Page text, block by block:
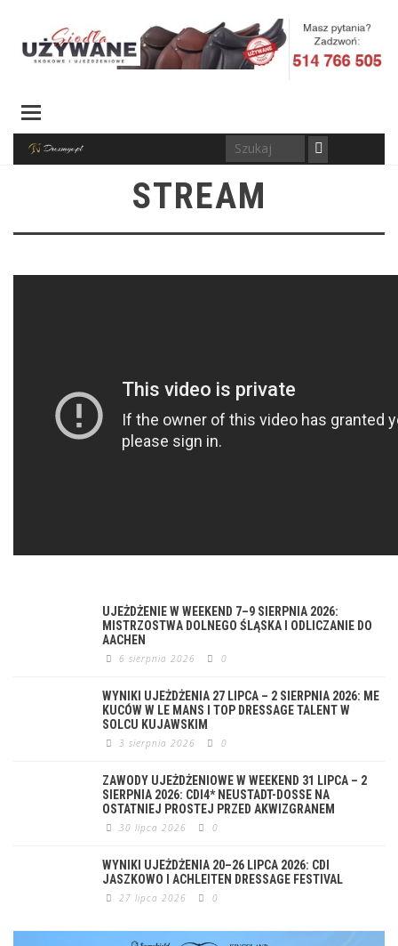
STREAM
UJEŻDŻENIE W WEEKEND 7–9 SIERPNIA 2026:
MISTRZOSTWA DOLNEGO ŚLĄSKA I ODLICZANIE DO
AACHEN
6 sierpnia 2026 0
WYNIKI UJEŻDŻENIA 27 LIPCA – 2 SIERPNIA 2026: ME
KUCÓW W LE MANS I TOP DRESSAGE TALENT W
SOLCU KUJAWSKIM
3 sierpnia 2026 0
ZAWODY UJEŻDŻENIOWE W WEEKEND 31 LIPCA – 2
SIERPNIA 2026: CDI4* NEUSTADT-DOSSE NA
OSTATNIEJ PROSTEJ PRZED AKWIZGRANEM
30 lipca 2026 0
WYNIKI UJEŻDŻENIA 20–26 LIPCA 2026: CDI
JASZKOWO I ACHLEITEN DRESSAGE FESTIVAL
27 lipca 2026 0